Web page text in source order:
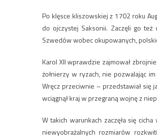
Po klęsce kliszowskiej z 1702 roku
do ojczystej Saksonii. Zaczęli go też
Szwedów wobec okupowanych,
Karol XII wprawdzie zajmował
żołnierzy w ryzach, nie pozwalając
Wręcz przeciwnie – przedstawiał się
wciągnął kraj w przegraną wojnę z
W takich warunkach zaczęła się
niewyobrażalnych rozmiarów